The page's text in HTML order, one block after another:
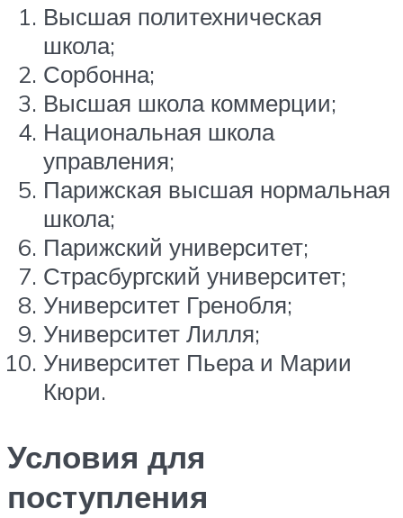
Высшая политехническая
школа;
Сорбонна;
Высшая школа коммерции;
Национальная школа
управления;
Парижская высшая нормальная
школа;
Парижский университет;
Страсбургский университет;
Университет Гренобля;
Университет Лилля;
Университет Пьера и Марии
Кюри.
Условия для
поступления